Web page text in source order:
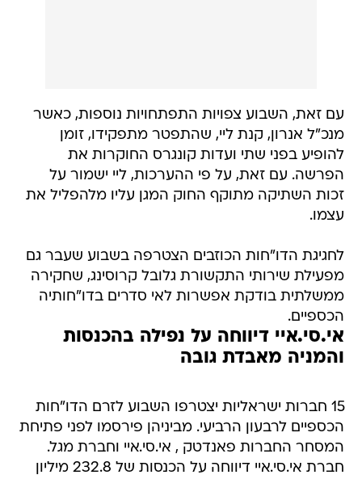
עם זאת, השבוע צפויות התפתחויות נוספות, כאשר
מנכ"ל אנרון, קנת ליי, שהתפטר מתפקידו, זומן
להופיע בפני שתי ועדות קונגרס החוקרות את
הפרשה. עם זאת, על פי ההערכות, ליי ישמור על
זכות השתיקה מתוקף החוק המגן עליו מלהפליל את
עצמו.
לחגיגת הדו"חות הכוזבים הצטרפה בשבוע שעבר גם
מפעילת שירותי התקשורת גלובל קרוסינג, שחקירה
ממשלתית בודקת אפשרות לאי סדרים בדו"חותיה
הכספיים.
אי.סי.איי דיווחה על נפילה בהכנסות
והמניה מאבדת גובה
15 חברות ישראליות יצטרפו השבוע לזרם הדו"חות
הכספיים לרבעון הרביעי. מביניהן פירסמו לפני פתיחת
המסחר החברות פאנדטק , אי.סי.איי וחברת מגל.
חברת אי.סי.איי דיווחה על הכנסות של 232.8 מיליון